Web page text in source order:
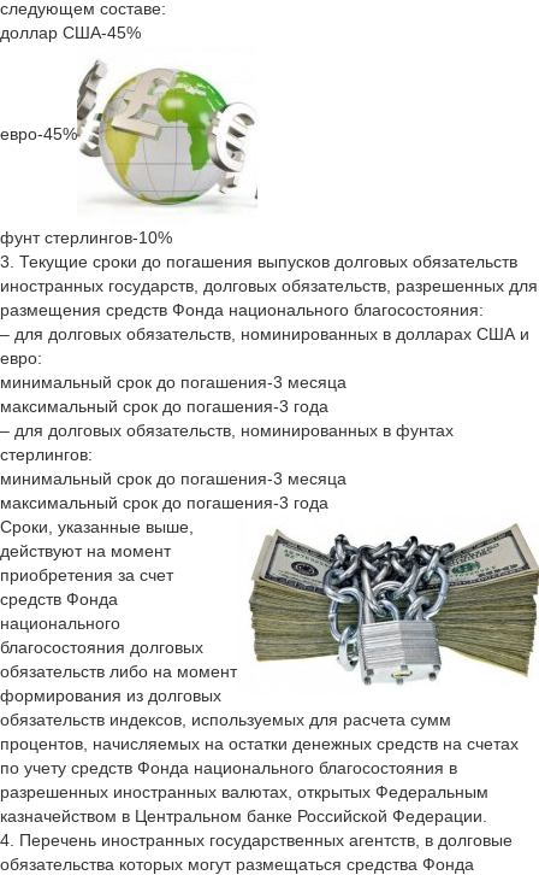
следующем составе:
доллар США-45%
евро-45%
фунт стерлингов-10%
3. Текущие сроки до погашения выпусков долговых обязательств
иностранных государств, долговых обязательств, разрешенных для
размещения средств Фонда национального благосостояния:
– для долговых обязательств, номинированных в долларах США и
евро:
минимальный срок до погашения-3 месяца
максимальный срок до погашения-3 года
– для долговых обязательств, номинированных в фунтах
стерлингов:
минимальный срок до погашения-3 месяца
максимальный срок до погашения-3 года
Сроки, указанные выше,
действуют на момент
приобретения за счет
средств Фонда
национального
благосостояния долговых
обязательств либо на момент
формирования из долговых
обязательств индексов, используемых для расчета сумм
процентов, начисляемых на остатки денежных средств на счетах
по учету средств Фонда национального благосостояния в
разрешенных иностранных валютах, открытых Федеральным
казначейством в Центральном банке Российской Федерации.
4. Перечень иностранных государственных агентств, в долговые
обязательства которых могут размещаться средства Фонда